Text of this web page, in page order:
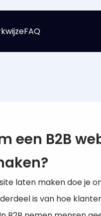
FAQ
een B2B
laten maken doe je
is van hoe